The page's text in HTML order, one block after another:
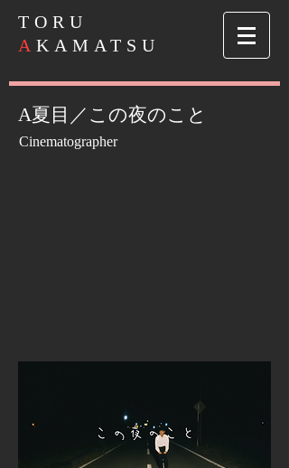
​TORU
A KAMATSU
A夏目／この夜のこと
Cinematographer